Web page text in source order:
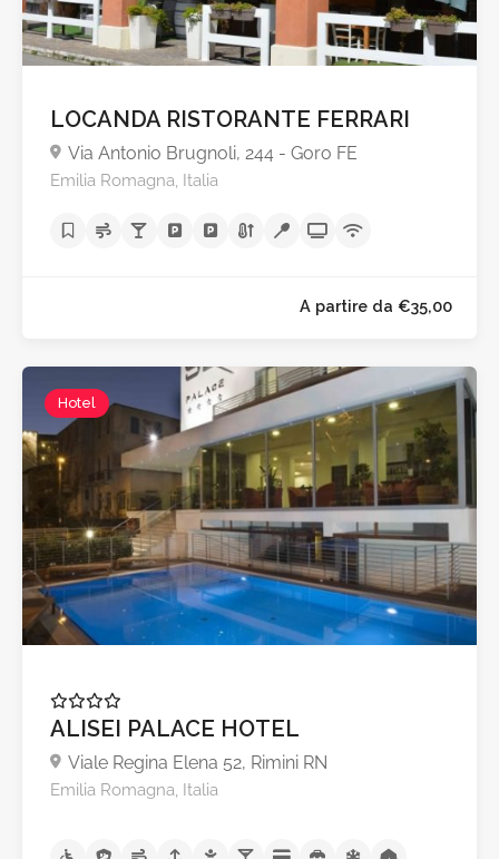
LOCANDA RISTORANTE FERRARI
Via Antonio Brugnoli, 244 - Goro FE
Emilia Romagna, Italia
Hotel
ALISEI PALACE HOTEL
Viale Regina Elena 52, Rimini RN
Emilia Romagna, Italia